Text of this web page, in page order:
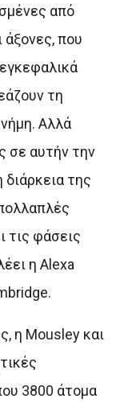
από
άξονες, που
τη
Αλλά
σε αυτήν την
της
τις φάσεις
η Alexa
η Mousley και
3800 άτομα